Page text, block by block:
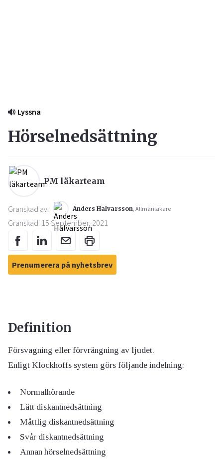
Lyssna
Hörselnedsättning
PM läkarteam
Granskad av: Anders Halvarsson, Allmänläkare
Granskad: 15 September, 2021
Prenumerera på nyhetsbrev
Definition
Försvagning eller förvrängning av ljudet.
Enligt Klockhoffs system görs följande indelning:
Normalhörande
Lätt diskantnedsättning
Måttlig diskantnedsättning
Svår diskantnedsättning
Annan hörselnedsättning